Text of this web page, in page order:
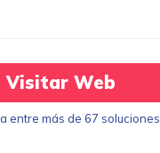
Visitar Web
entre más de 67 soluciones